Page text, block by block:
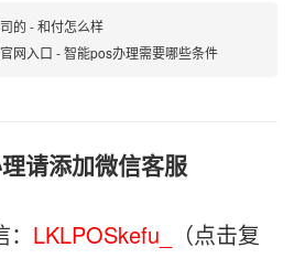
的 - 和付怎么样
网入口 - 智能pos办理需要哪些条件
请添加微信客服
LKLPOSkefu_ （点击复